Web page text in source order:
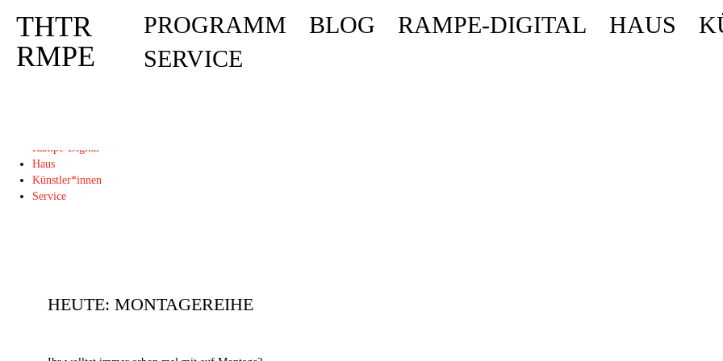
Deprecated : Die Funktion post_permalink ist seit Version 4.4.0 veraltet! Verwende stattdessen get_permalink(). in /homepages/10/d43051023/htdocs/
THTR
RMPE
Rampe-Digital
Haus
Künstler*innen
Service
THTR
RMPE
PROGRAMM BLOG RAMPE-DIGITAL HAUS
SERVICE
HEUTE: MONTAGEREIHE